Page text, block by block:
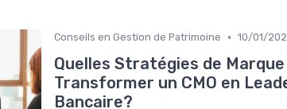
Conseils en Gestion de Patrimoine • 10/01/
Quelles Stratégies de
Transformer un CMO en
Bancaire?